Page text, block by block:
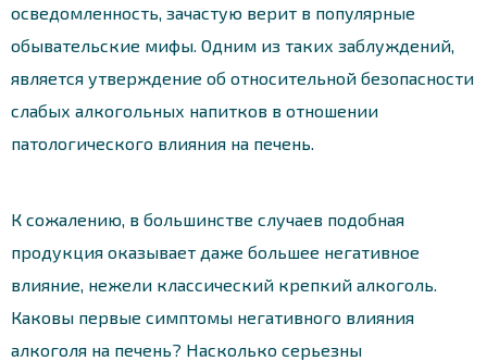
осведомленность, зачастую верит в популярные
обывательские мифы. Одним из таких заблуждений,
является утверждение об относительной безопасности
слабых алкогольных напитков в отношении
патологического влияния на печень.
К сожалению, в большинстве случаев подобная
продукция оказывает даже большее негативное
влияние, нежели классический крепкий алкоголь.
Каковы первые симптомы негативного влияния
алкоголя на печень? Насколько серьезны